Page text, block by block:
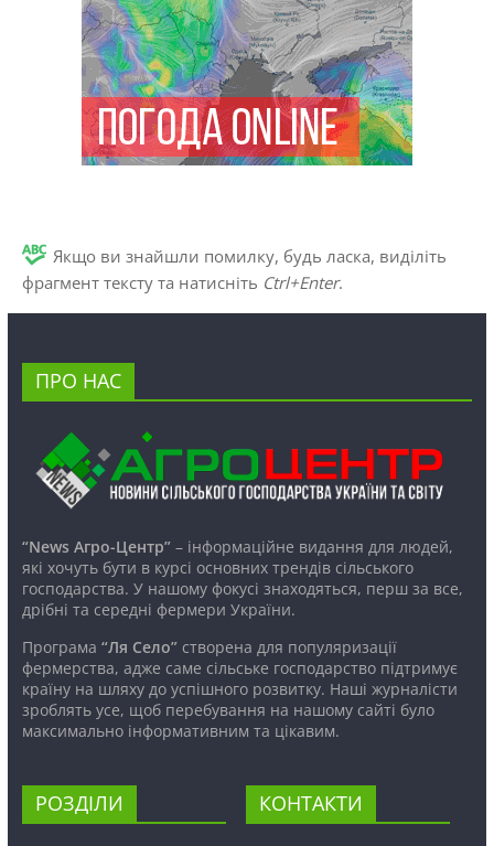
Якщо ви знайшли помилку, будь ласка, виділіть
фрагмент тексту та натисніть Ctrl+Enter.
ПРО НАС
“News Агро-Центр”– інформаційне видання для людей,
які хочуть бути в курсі основних трендів сільського
господарства. У нашому фокусі знаходяться, перш за все,
дрібні та середні фермери України.
Програма “Ля Село”створена для популяризації
фермерства, адже саме сільське господарство підтримує
країну на шляху до успішного розвитку. Наші журналісти
зроблять усе, щоб перебування на нашому сайті було
максимально інформативним та цікавим.
РОЗДІЛИ КОНТАКТИ